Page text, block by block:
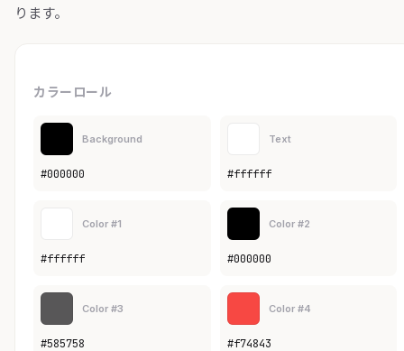
ります。
カラーロール
Background
#000000
Text
#ffffff
Color #1
#ffffff
Color #2
#000000
Color #3
#585758
Color #4
#f74843